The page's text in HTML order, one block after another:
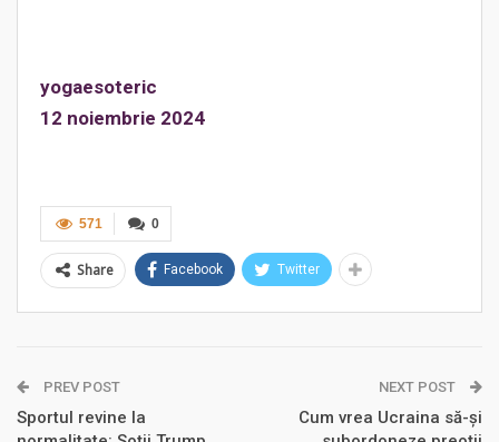
yogaesoteric
12 noiembrie 2024
0
571
Share Facebook Twitter
PREV POST
Sportul revine la
NEXT POST
Cum vrea Ucraina să-și